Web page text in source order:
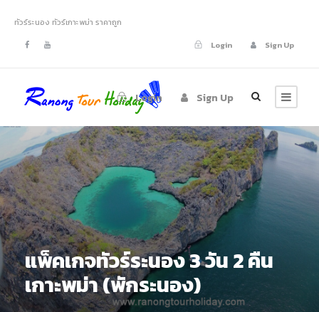
ทัวร์ระนอง ทัวร์เกาะพม่า ราคาถูก
Login
Sign Up
Login Sign Up
แพ็คเกจทัวร์ระนอง 3 วัน 2 คืน
เกาะพม่า (พักระนอง)